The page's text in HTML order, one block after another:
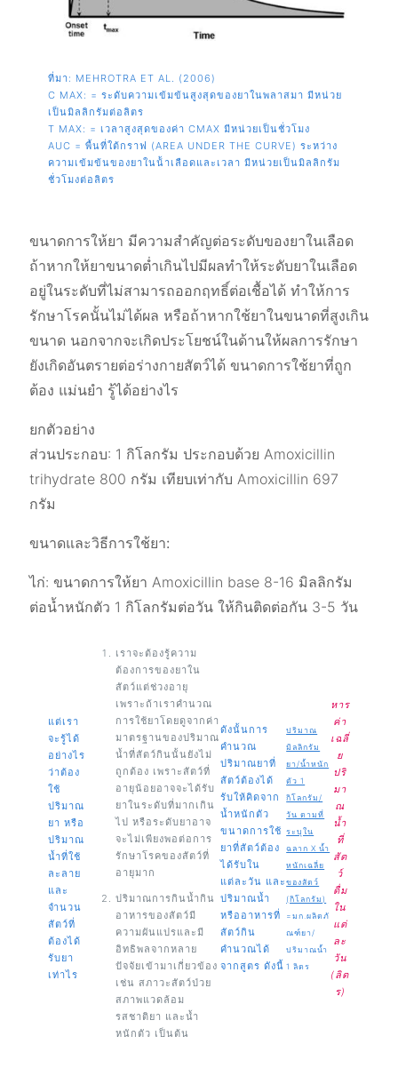
ที่มา: MEHROTRA ET AL. (2006)
C MAX: = ระดับความเข้มข้นสูงสุดของยาในพลาสมา มีหน่วย
เป็นมิลลิกรัมต่อลิตร
T MAX: = เวลาสูงสุดของค่า CMAX มีหน่วยเป็นชั่วโมง
AUC = พื้นที่ใต้กราฟ (AREA UNDER THE CURVE) ระหว่าง
ความเข้มข้นของยาในน้้าเลือดและเวลา มีหน่วยเป็นมิลลิกรัม
ชั่วโมงต่อลิตร
ขนาดการให้ยา มีความสำคัญต่อระดับของยาในเลือด
ถ้าหากให้ยาขนาดต่ำเกินไปมีผลทำให้ระดับยาในเลือด
อยู่ในระดับที่ไม่สามารถออกฤทธิ์ต่อเชื้อได้ ทำให้การ
รักษาโรคนั้นไม่ได้ผล หรือถ้าหากใช้ยาในขนาดที่สูงเกิน
ขนาด นอกจากจะเกิดประโยชน์ในด้านให้ผลการรักษา
ยังเกิดอันตรายต่อร่างกายสัตว์ได้ ขนาดการใช้ยาที่ถูก
ต้อง แม่นยำ รู้ได้อย่างไร
ยกตัวอย่าง
ส่วนประกอบ: 1 กิโลกรัม ประกอบด้วย Amoxicillin
trihydrate 800 กรัม เทียบเท่ากับ Amoxicillin 697
กรัม
ขนาดและวิธีการใช้ยา:
ไก่: ขนาดการให้ยา Amoxicillin base 8-16 มิลลิกรัม
ต่อน้ำหนักตัว 1 กิโลกรัมต่อวัน ให้กินติดต่อกัน 3-5 วัน
แต่เรา
จะรู้ได้
อย่างไร
ว่าต้อง
ใช้
ปริมาณ
ยา หรือ
ปริมาณ
น้ำที่ใช้
ละลาย
และ
จำนวน
สัตว์ที่
ต้องได้
รับยา
เท่าไร
เราจะต้องรู้ความ
ต้องการของยาใน
สัตว์แต่ช่วงอายุ
เพราะถ้าเราคำนวณ
การใช้ยาโดยดูจากค่า
มาตรฐานของปริมาณ
น้ำที่สัตว์กินนั้นยังไม่
ถูกต้อง เพราะสัตว์ที่
อายุน้อยอาจจะได้รับ
ยาในระดับที่มากเกิน
ไป หรือระดับยาอาจ
จะไม่เพียงพอต่อการ
รักษาโรคของสัตว์ที่
อายุมาก
ปริมาณการกินน้ำกิน
อาหารของสัตว์มี
ความผันแปรและมี
อิทธิพลจากหลาย
ปัจจัยเข้ามาเกี่ยวข้อง
เช่น สภาวะสัตว์ป่วย
สภาพแวดล้อม
รสชาติยา และน้ำ
หนักตัว เป็นต้น
ดังนั้นการ
คำนวณ
ปริมาณยาที่
สัตว์ต้องได้
รับให้คิดจาก
น้ำหนักตัว
ขนาดการใช้
ยาที่สัตว์ต้อง
ได้รับใน
แต่ละวัน และ
ปริมาณน้ำ
หรืออาหารที่
สัตว์กิน
คำนวณได้
จากสูตร ดังนี้
ปริมาณ
มิลลิกรัม
ยา/น้ำหนัก
ตัว 1
กิโลกรัม/
วัน ตามที่
ระบุใน
ฉลาก X น้ำ
หนักเฉลี่ย
ของสัตว์
(กิโลกรัม)
=มก.ผลิตภั
ณฑ์ยา/
ปริมาณน้ำ
1 ลิตร
หาร
ค่า
เฉลี่
ย
ปริ
มา
ณ
น้ำ
ที่
สัต
ว์
ดื่ม
ใน
แต่
ละ
วัน
(ลิต
ร)